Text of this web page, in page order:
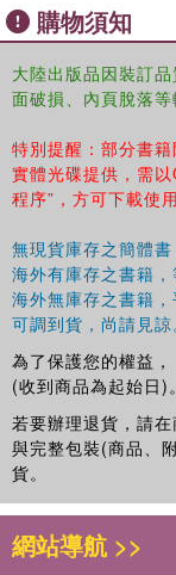
購物須知
大陸出版品因裝訂
面破損、內頁脫落等
特別提醒：部分書
實體光碟提供，需
程序”，方可下載使用
無現貨庫存之簡體書
海外有庫存之書籍
海外無庫存之書籍
可調到貨，尚請見諒
為了保護您的權益，
(收到商品為起始日)。
若要辦理退貨，請
與完整包裝(商品、
貨。
網站導航 >>